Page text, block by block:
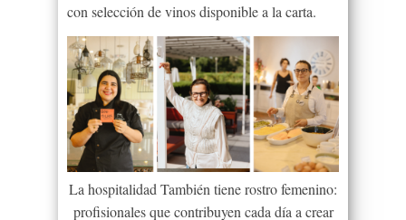
con selección de vinos disponible a la carta.
La hospitalidad También tiene rostro femenino:
profisionales que contribuyen cada día a crear